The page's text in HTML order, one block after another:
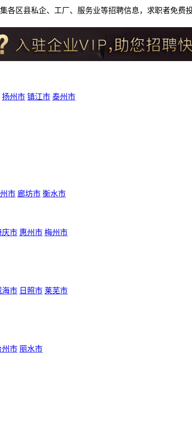
各区县私企、工厂、服务业等招聘信息，求职者免
扬州市 镇江市 泰州市
市 廊坊市 衡水市
庆市 惠州市 梅州市
海市 日照市 莱芜市
州市 丽水市